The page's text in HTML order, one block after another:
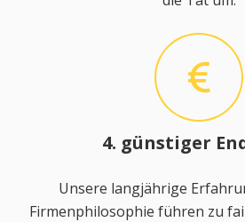
4. günstiger
Unsere langjährige
Firmenphilosophie führen zu